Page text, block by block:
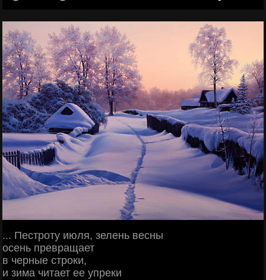
... Пестроту июля, зелень весны
осень превращает
в черные строки,
и зима читает ее упреки